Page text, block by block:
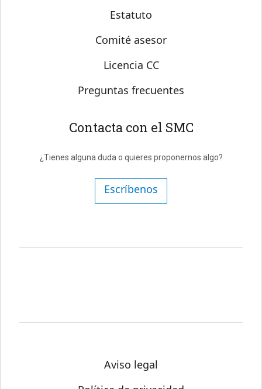
Estatuto
Comité asesor
Licencia CC
Preguntas frecuentes
Contacta con el SMC
¿Tienes alguna duda o quieres proponernos algo?
Escríbenos
Aviso legal